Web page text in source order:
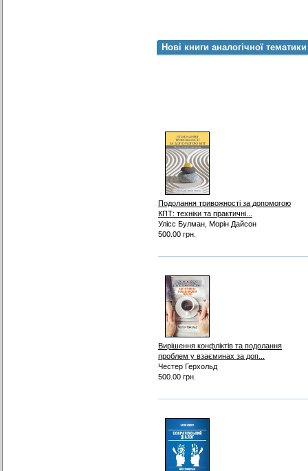
Нові книги аналогічної тематики
Подолання тривожності за допомогою
КПТ: техніки та практичні...
Улісс Булман, Морін Дайсон
500.00 грн.
Вирішення конфліктів та подолання
проблем у взаєминах за доп...
Честер Герхольд
500.00 грн.